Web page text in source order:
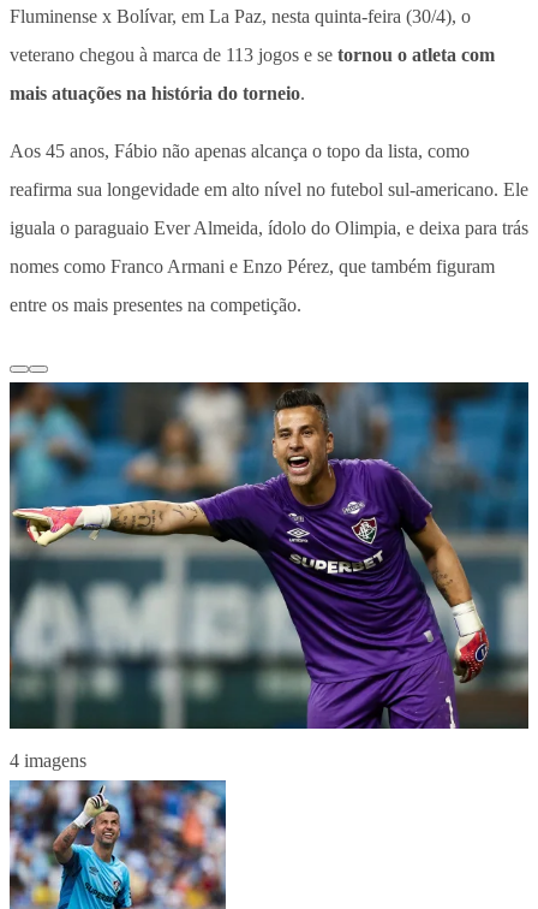
Fluminense x Bolívar, em La Paz, nesta quinta-feira (30/4), o
veterano chegou à marca de 113 jogos e se tornou o atleta com
mais atuações na história do torneio.
Aos 45 anos, Fábio não apenas alcança o topo da lista, como
reafirma sua longevidade em alto nível no futebol sul-americano. Ele
iguala o paraguaio Ever Almeida, ídolo do Olimpia, e deixa para trás
nomes como Franco Armani e Enzo Pérez, que também figuram
entre os mais presentes na competição.
4 imagens